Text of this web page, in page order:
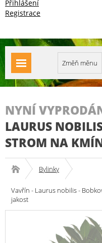
Přihlášení
Registrace
NYNÍ
LAURUS
STROM NA
Bylinky
Vavřín - Laurus nobilis -
jakost